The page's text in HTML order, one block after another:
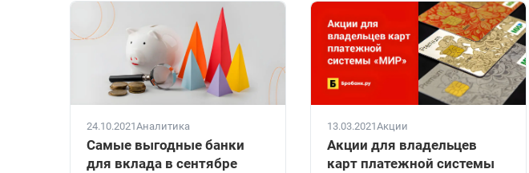
24.10.2021Аналитика
Самые выгодные банки
для вклада в сентябре
13.03.2021Акции
Акции для владельцев
карт платежной системы